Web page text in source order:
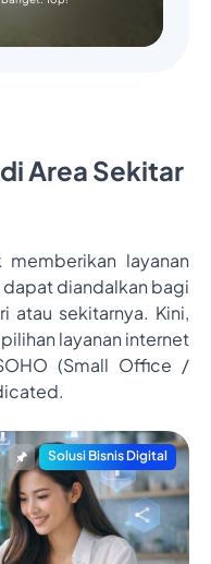
Area Sekitar
layanan
diandalkan bagi
atau sekitarnya. Kini,
layanan internet
(Small Office /
Solusi Bisnis Digital